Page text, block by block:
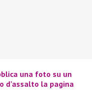
una foto su un
d’assalto la pagina